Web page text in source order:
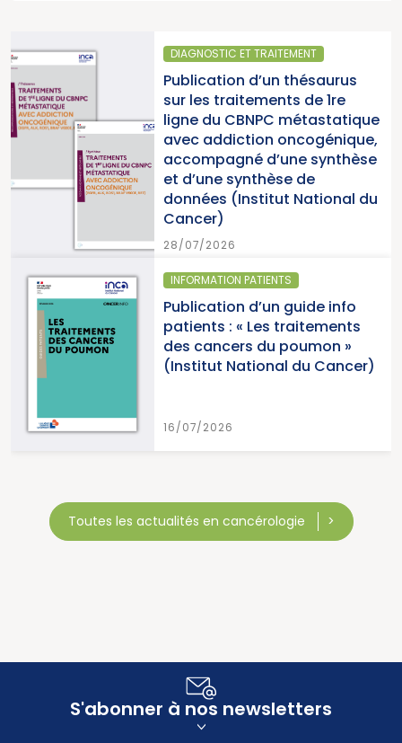
DIAGNOSTIC ET TRAITEMENT
Publication d’un thésaurus
sur les traitements de 1re
ligne du CBNPC métastatique
avec addiction oncogénique,
accompagné d’une synthèse
et d’une synthèse de
données (Institut National du
Cancer)
28/07/2026
INFORMATION PATIENTS
Publication d’un guide info
patients : « Les traitements
des cancers du poumon »
(Institut National du Cancer)
16/07/2026
Toutes les actualités en cancérologie
S'abonner à nos newsletters